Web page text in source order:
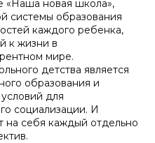
«Наша новая школа»,
системы образования
каждого ребенка,
к жизни в
мире.
детства является
образования и
для
социализации. И
на себя каждый отдельно